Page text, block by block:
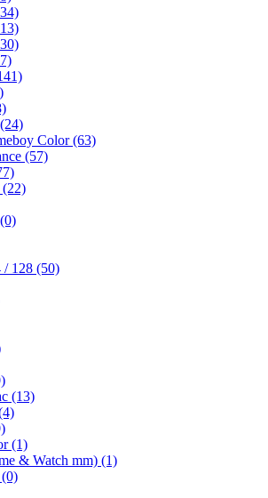
(24)
Color(63)
(57)
(22)
(0)
/ 128 (50)
(13)
(1)
& Watch mm) (1)
(0)